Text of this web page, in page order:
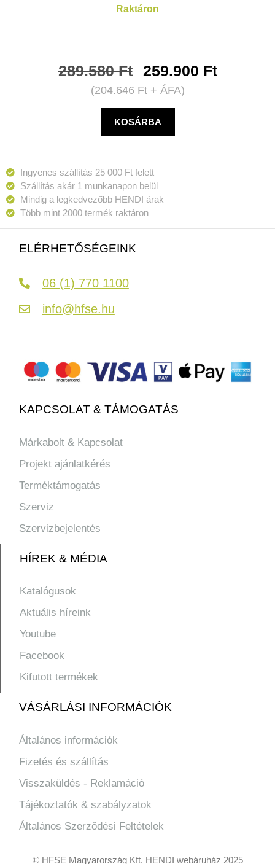
Raktáron
289.580Ft 259.900 Ft
(204.646 Ft+ ÁFA)
KOSÁRBA
Ingyenes szállítás 25 000 Ft felett
Szállítás akár 1 munkanapon belül
Mindig a legkedvezőbb HENDI árak
Több mint 2000 termék raktáron
ELÉRHETŐSÉGEINK
06 (1) 770 1100
info@hfse.hu
KAPCSOLAT & TÁMOGATÁS
Márkabolt & Kapcsolat
Projekt ajánlatkérés
Terméktámogatás
Szerviz
Szervizbejelentés
HÍREK & MÉDIA
Katalógusok
Aktuális híreink
Youtube
Facebook
Kifutott termékek
VÁSÁRLÁSI INFORMÁCIÓK
Általános információk
Fizetés és szállítás
Visszaküldés - Reklamáció
Tájékoztatók & szabályzatok
Általános Szerződési Feltételek
© HFSE Magyarország Kft. HENDI webáruház 2025